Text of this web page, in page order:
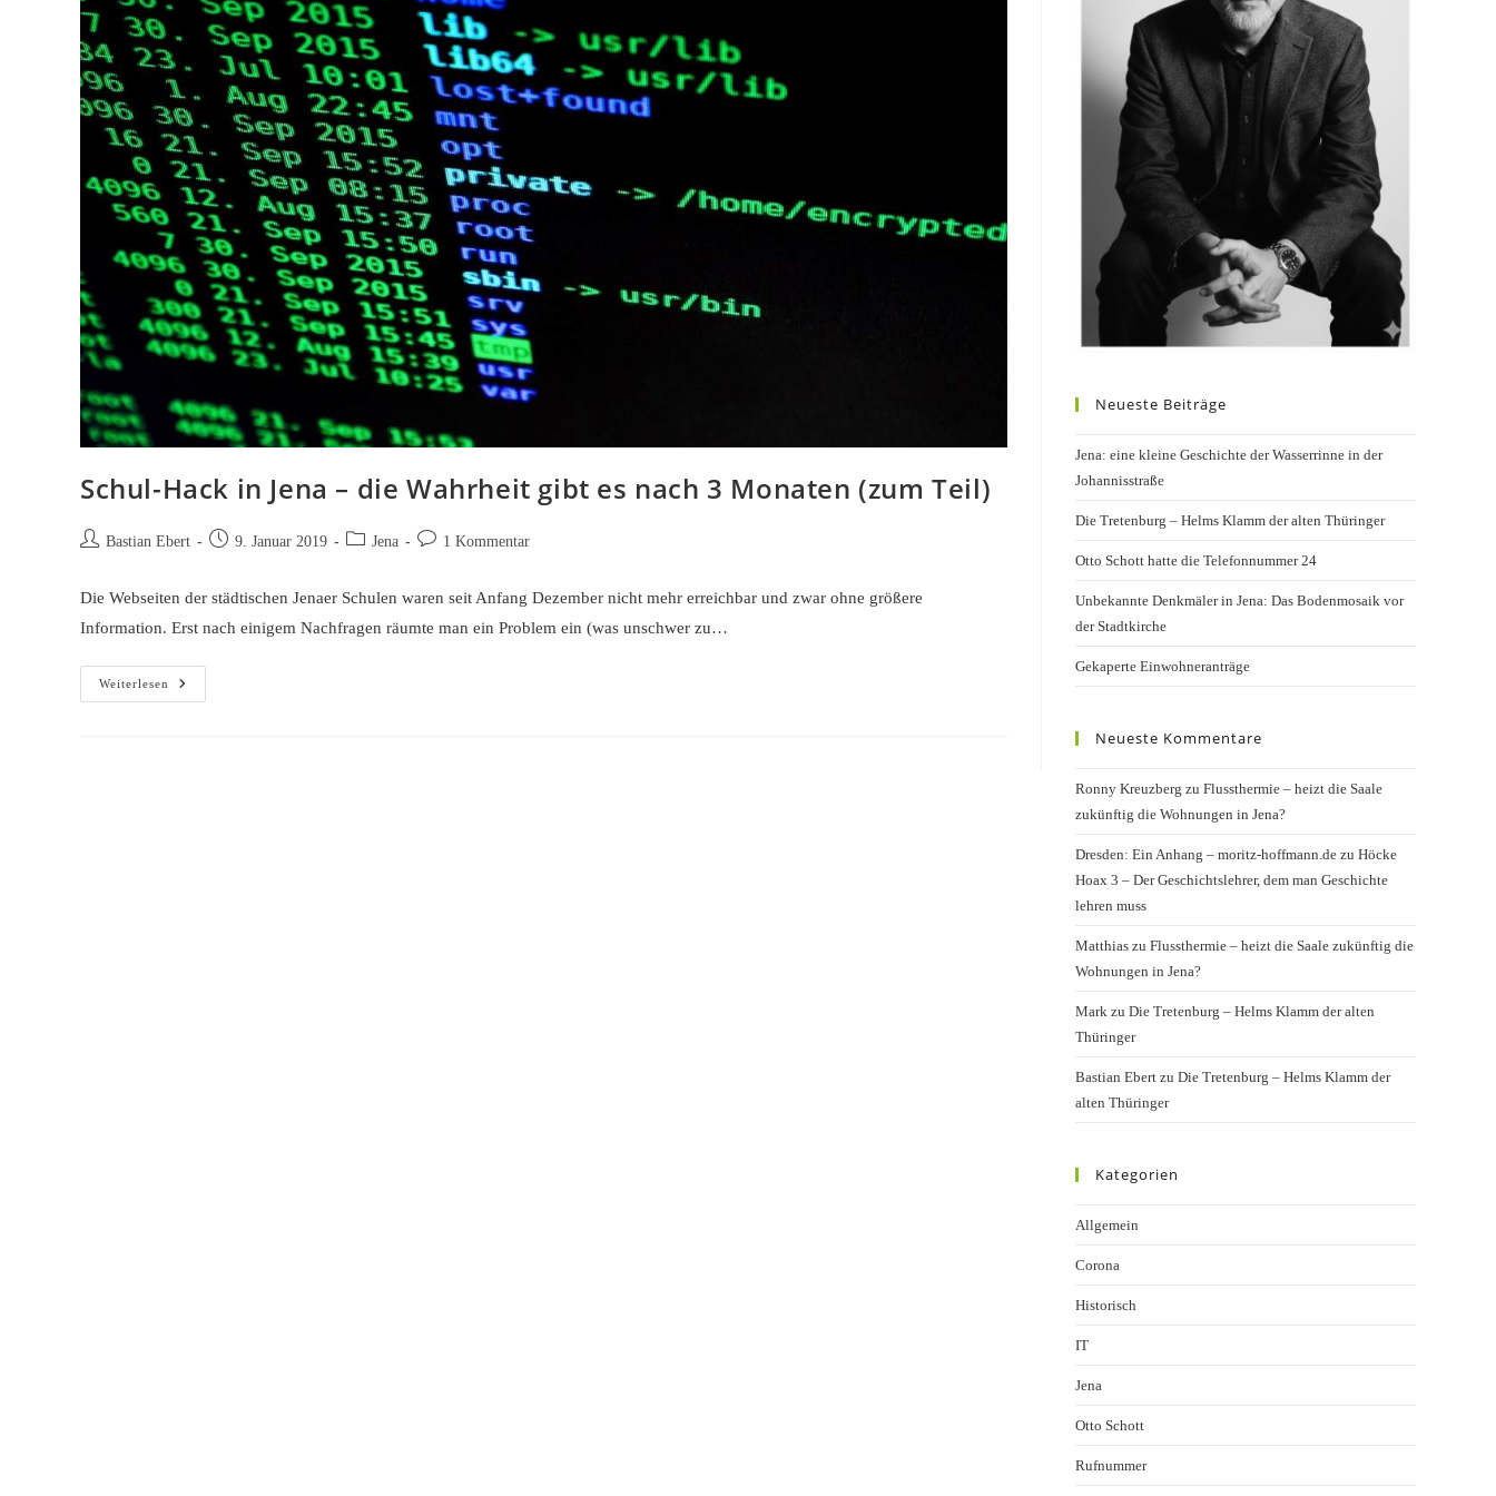
Schul-Hack in Jena – die Wahrheit gibt es nach 3 Monaten (zum Teil)
Beitrags-
Bastian Ebert
Beitrag9. Januar 2019
Beitrags-
Jena
Beitrags-1 Kommentar
Die Webseiten der städtischen Jenaer Schulen waren seit Anfang Dezember nicht mehr erreichbar und zwar ohne größere
Information. Erst nach einigem Nachfragen räumte man ein Problem ein (was unschwer zu…
Weiterlesen
Schul-
Hack
Neueste Beiträge
Jena: eine kleine Geschichte der Wasserrinne in der
Johannisstraße
Die Tretenburg – Helms Klamm der alten Thüringer
Otto Schott hatte die Telefonnummer 24
Unbekannte Denkmäler in Jena: Das Bodenmosaik vor
der Stadtkirche
Gekaperte Einwohneranträge
Neueste Kommentare
Ronny Kreuzberg zu Flussthermie – heizt die Saale
zukünftig die Wohnungen in Jena?
Dresden: Ein Anhang – moritz-hoffmann.de zu Höcke
Hoax 3 – Der Geschichtslehrer, dem man Geschichte
lehren muss
Matthias zu Flussthermie – heizt die Saale zukünftig die
Wohnungen in Jena?
Mark zu Die Tretenburg – Helms Klamm der alten
Thüringer
Bastian Ebert zu Die Tretenburg – Helms Klamm der
alten Thüringer
Kategorien
Allgemein
Corona
Historisch
IT
Jena
Otto Schott
Rufnummer